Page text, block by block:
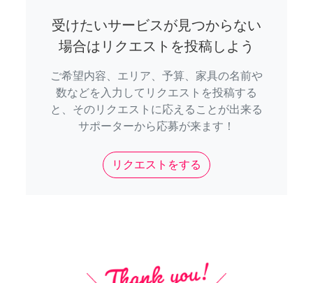
受けたいサービスが見つからない
場合はリクエストを投稿しよう
ご希望内容、エリア、予算、家具の名前や
数などを入力してリクエストを投稿する
と、そのリクエストに応えることが出来る
サポーターから応募が来ます！
リクエストをする